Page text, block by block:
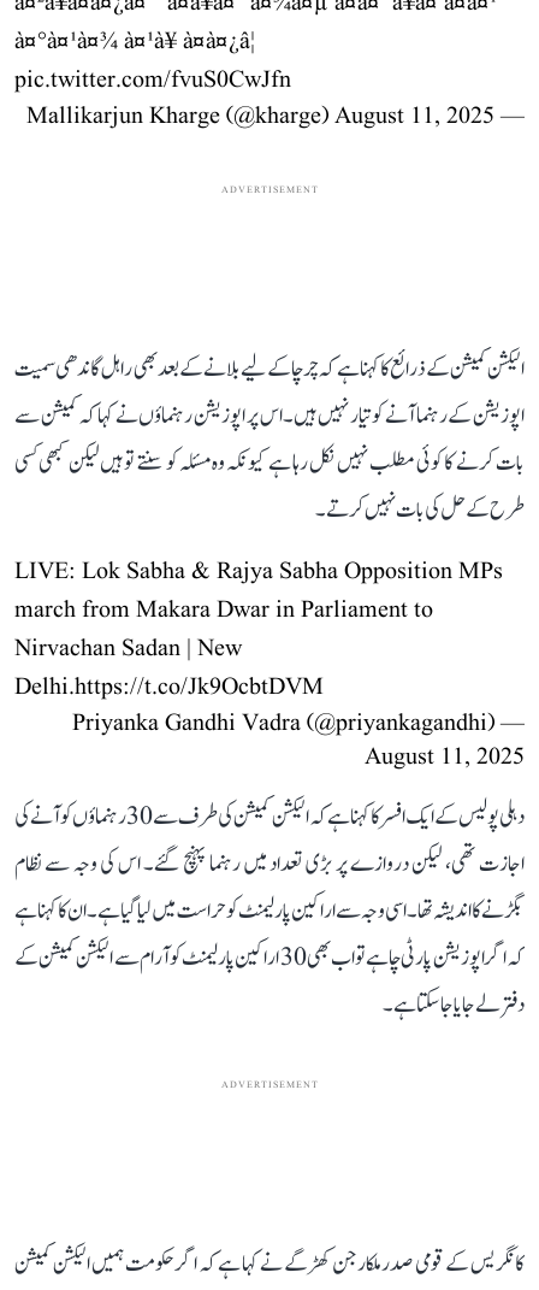
à¤°à¤¹à¤¾ à¤¹à¥ à¤à¤¿â¦
pic.twitter.com/fvuS0CwJfn
— Mallikarjun Kharge (@kharge)
August 11, 2025
ADVERTISEMENT
الیکشن کمیشن کے ذرائع کا کہنا ہے کہ چرچا کے لیے بلانے کے بعد بھی راہل گاندھی سمیت
اپوزیشن کے رہنما آنے کو تیار نہیں ہیں۔ اس پر اپوزیشن رہنماؤں نے کہا کہ کمیشن سے
بات کرنے کا کوئی مطلب نہیں نکل رہا ہے کیونکہ وہ مسئلہ کو سنتے تو ہیں لیکن کبھی کسی
طرح کے حل کی بات نہیں کرتے۔
LIVE: Lok Sabha & Rajya Sabha Opposition MPs
march from Makara Dwar in Parliament to
Nirvachan Sadan | New
Delhi.https://t.co/Jk9OcbtDVM
— Priyanka Gandhi Vadra (@priyankagandhi)
August 11, 2025
دہلی پولیس کے ایک افسر کا کہنا ہے کہ الیکشن کمیشن کی طرف سے 30 رہنماؤں کو آنے کی
اجازت تھی، لیکن دروازے پر بڑی تعداد میں رہنما پہنچ گئے۔ اس کی وجہ سے نظام
بگڑنے کا اندیشہ تھا۔ اسی وجہ سے اراکین پارلیمنٹ کو حراست میں لیا گیا ہے۔ ان کا کہنا ہے
کہ اگر اپوزیشن پارٹی چاہے تو اب بھی 30 اراکین پارلیمنٹ کو آرام سے الیکشن کمیشن کے
دفتر لے جایا جا سکتا ہے۔
ADVERTISEMENT
کانگریس کے قومی صدر ملکارجن کھڑگے نے کہا ہے کہ اگر حکومت ہمیں الیکشن کمیشن